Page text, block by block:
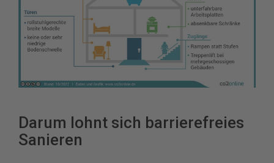
Darum lohnt sich barrierefreies
Sanieren